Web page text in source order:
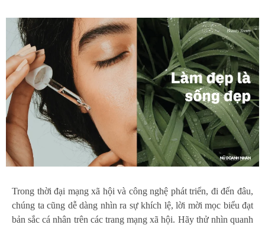
Trong thời đại mạng xã hội và công nghệ phát triển, đi đến đâu,
chúng ta cũng dễ dàng nhìn ra sự khích lệ, lời mời mọc biểu đạt
bản sắc cá nhân trên các trang mạng xã hội. Hãy thử nhìn quanh